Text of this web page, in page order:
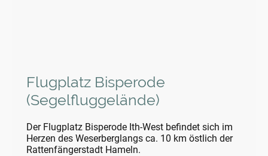
Flugplatz Bisperode
(Segelfluggelände)
Der Flugplatz Bisperode Ith-West befindet sich im
Herzen des Weserberglangs ca. 10 km östlich der
Rattenfängerstadt Hameln.